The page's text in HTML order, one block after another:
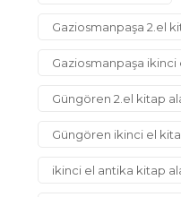
Gaziosmanpaşa 2.el
Gaziosmanpaşa
Güngören 2.el kitap
Güngören ikinci el
ikinci el antika kitap